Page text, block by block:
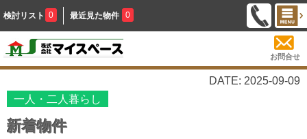
検討リスト 0 最近見た物件 0
お問合せ
DATE: 2025-09-09
一人・二人暮らし
新着物件